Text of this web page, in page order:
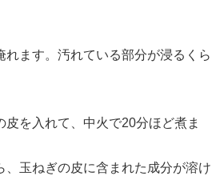
ます。汚れている部分が浸るくら
を入れて、中火で20分ほど煮ま
、玉ねぎの皮に含まれた成分が溶け